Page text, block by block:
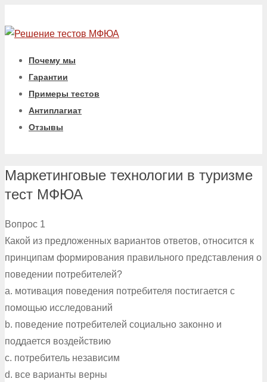
Почему мы
Гарантии
Примеры тестов
Антиплагиат
Отзывы
Маркетинговые технологии в туризме
тест МФЮА
Вопрос 1
Какой из предложенных вариантов ответов, относится к
принципам формирования правильного представления о
поведении потребителей?
a. мотивация поведения потребителя постигается с
помощью исследований
b. поведение потребителей социально законно и
поддается воздействию
c. потребитель независим
d. все варианты верны